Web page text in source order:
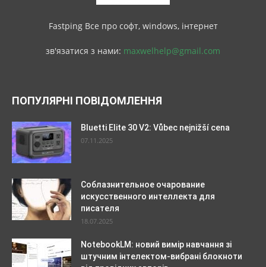
Fastping Все про софт, windows, інтернет
зв'язатися з нами: maxwelhelp@gmail.com
ПОПУЛЯРНІ ПОВІДОМЛЕННЯ
Bluetti Elite 30 V2: Vůbec nejnižší cena
07.11.2025
Соблазнительное очарование
искусственного интеллекта для
писателя
18.07.2025
NotebookLM: новий вимір навчання зі
штучним інтелектом-вибрані блокноти